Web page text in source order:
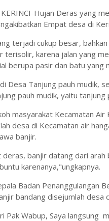
Hujan Deras yang
Empat desa di
terjadi cukup besar,
terisolir, karena jalan yang
berupa pasir dan batu yang
Desa Tanjung pauh mudik,
pauh mudik, yaitu tanjung
masyarakat Kecamatan
desa di Kecamatan air
banjir.
deras, banjir datang dari
karenanya,"ungkapnya.
Badan Penanggulangan
bandang disejumlah desa
Pak Wabup, Saya langsung